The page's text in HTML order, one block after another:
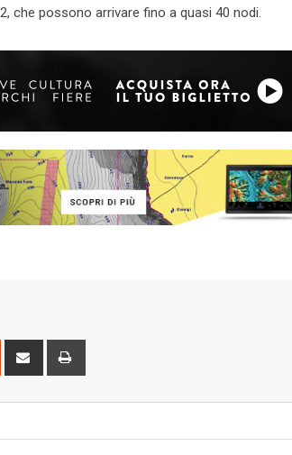
che possono arrivare fino a quasi 40 nodi.
Reddit
Share